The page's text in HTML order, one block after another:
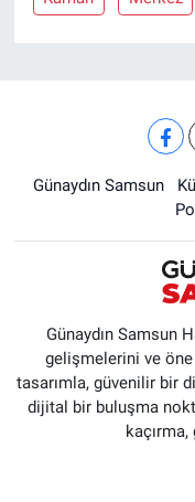
Günaydın Samsun
Günaydın Samsun
gelişmelerini ve
tasarımla, güvenilir bir
dijital bir buluşma